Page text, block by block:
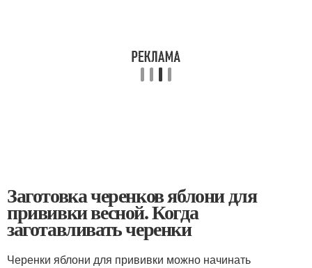
Заготовка черенков яблони для
прививки весной. Когда
заготавливать черенки
Черенки яблони для прививки можно начинать